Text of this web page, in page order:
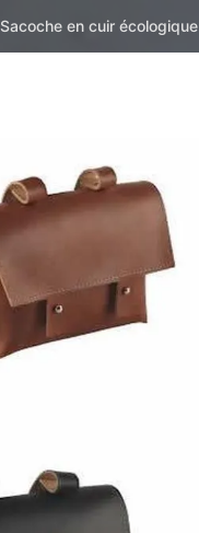
Sacoche en cuir écologique